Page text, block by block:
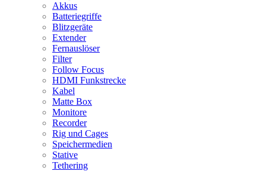
Akkus
Batteriegriffe
Blitzgeräte
Extender
Fernauslöser
Filter
Follow Focus
HDMI Funkstrecke
Kabel
Matte Box
Monitore
Recorder
Rig und Cages
Speichermedien
Stative
Tethering